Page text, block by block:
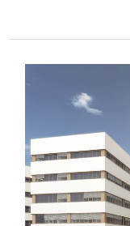
KH
Oberwart